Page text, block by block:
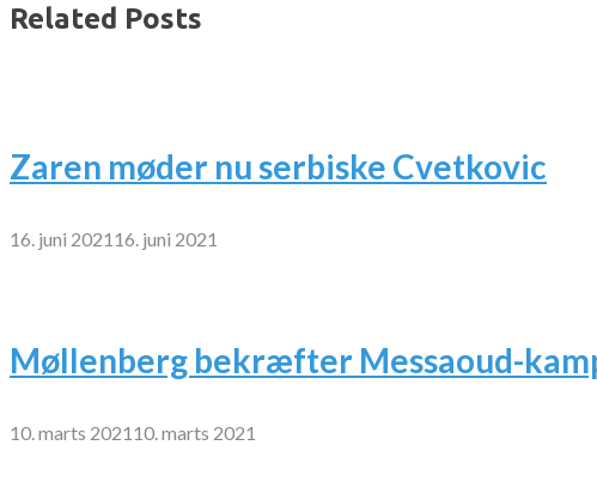
Related Posts
Zaren møder nu serbiske Cvetkovic
16. juni 2021 16. juni 2021
Møllenberg bekræfter Messaoud-
10. marts 2021 10. marts 2021